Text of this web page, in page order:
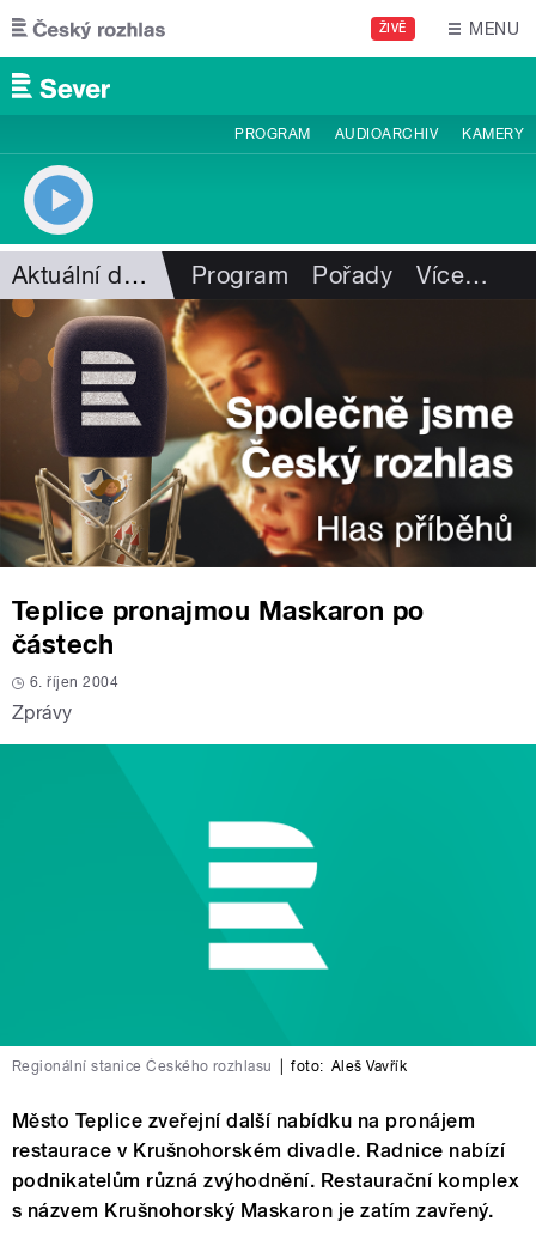
Přejít k hlavnímu obsahu
ŽIVĚ MENU
PROGRAM AUDIOARCHIV KAMERY
Aktuální dění Program Pořady Více…
Teplice pronajmou Maskaron po
částech
6. říjen 2004
Zprávy
Regionální stanice Českého rozhlasu foto: Aleš Vavřík
Město Teplice zveřejní další nabídku na pronájem
restaurace v Krušnohorském divadle. Radnice nabízí
podnikatelům různá zvýhodnění. Restaurační komplex
s názvem Krušnohorský Maskaron je zatím zavřený.